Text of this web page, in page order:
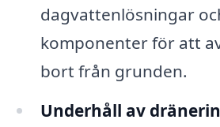
dagvattenlösningar
komponenter för att
bort från grunden.
Underhåll av